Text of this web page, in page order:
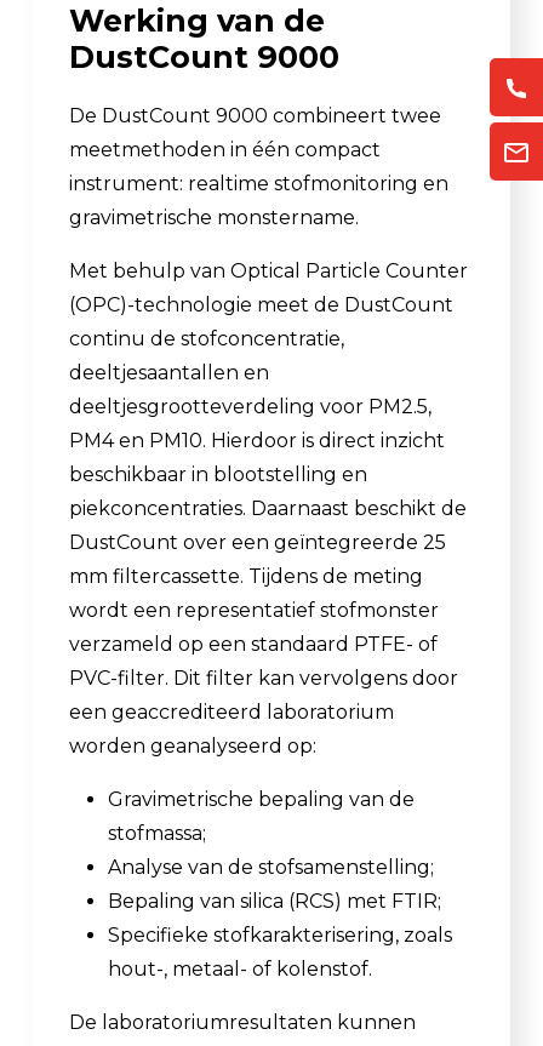
Werking van de
DustCount 9000
De DustCount 9000 combineert twee
meetmethoden in één compact
instrument: realtime stofmonitoring en
gravimetrische monstername.
Met behulp van Optical Particle Counter
(OPC)-technologie meet de DustCount
continu de stofconcentratie,
deeltjesaantallen en
deeltjesgrootteverdeling voor PM2.5,
PM4 en PM10. Hierdoor is direct inzicht
beschikbaar in blootstelling en
piekconcentraties. Daarnaast beschikt de
DustCount over een geïntegreerde 25
mm filtercassette. Tijdens de meting
wordt een representatief stofmonster
verzameld op een standaard PTFE- of
PVC-filter. Dit filter kan vervolgens door
een geaccrediteerd laboratorium
worden geanalyseerd op:
Gravimetrische bepaling van de
stofmassa;
Analyse van de stofsamenstelling;
Bepaling van silica (RCS) met FTIR;
Specifieke stofkarakterisering, zoals
hout-, metaal- of kolenstof.
De laboratoriumresultaten kunnen